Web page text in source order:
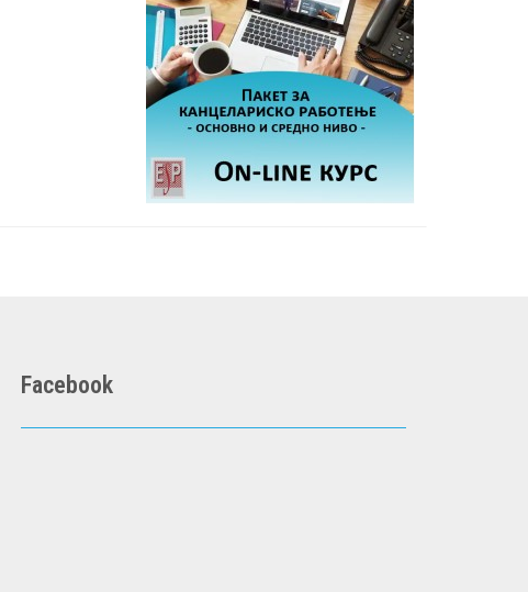
Facebook